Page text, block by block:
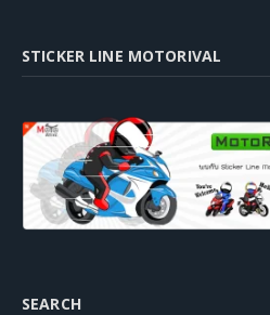
STICKER LINE MOTORIVAL
SEARCH